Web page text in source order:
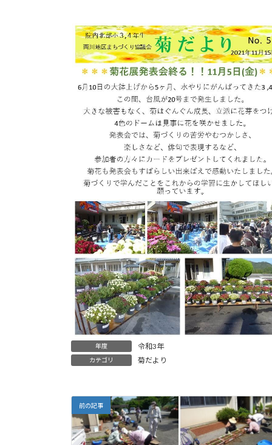
年度 令和3年
カテゴリ 菊だより
前の記事